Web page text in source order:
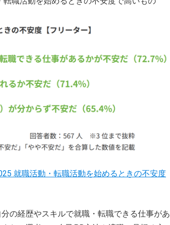
就職活動・転職活動を始めるときの不安度
の経歴やスキルで就職・転職できる仕事があ